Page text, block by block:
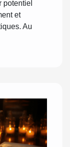
potentiel
et
Au